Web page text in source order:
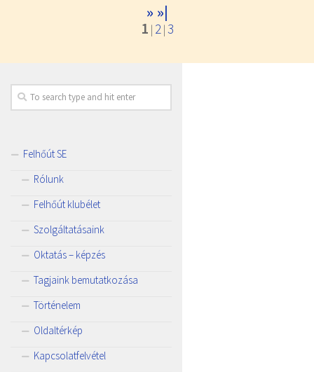
» »|
1 | 2| 3
Felhőút SE
Rólunk
Felhőút klubélet
Szolgáltatásaink
Oktatás – képzés
Tagjaink bemutatkozása
Történelem
Oldaltérkép
Kapcsolatfelvétel